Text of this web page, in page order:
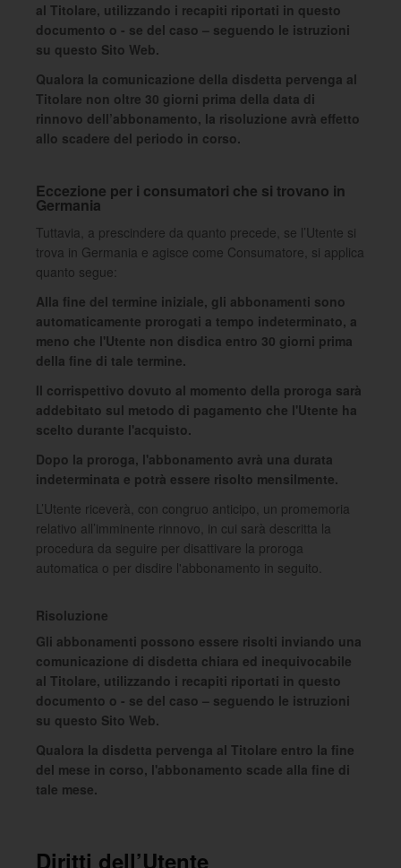
al Titolare, utilizzando i recapiti riportati in questo
documento o - se del caso – seguendo le istruzioni
su questo Sito Web.
Qualora la comunicazione della disdetta pervenga al
Titolare non oltre 30 giorni prima della data di
rinnovo dell’abbonamento, la risoluzione avrà effetto
allo scadere del periodo in corso.
Eccezione per i consumatori che si trovano in
Germania
Tuttavia, a prescindere da quanto precede, se l’Utente si
trova in Germania e agisce come Consumatore, si applica
quanto segue:
Alla fine del termine iniziale, gli abbonamenti sono
automaticamente prorogati a tempo indeterminato, a
meno che l'Utente non disdica entro 30 giorni prima
della fine di tale termine.
Il corrispettivo dovuto al momento della proroga sarà
addebitato sul metodo di pagamento che l'Utente ha
scelto durante l'acquisto.
Dopo la proroga, l'abbonamento avrà una durata
indeterminata e potrà essere risolto mensilmente.
L’Utente riceverà, con congruo anticipo, un promemoria
relativo all’imminente rinnovo, in cui sarà descritta la
procedura da seguire per disattivare la proroga
automatica o per disdire l'abbonamento in seguito.
Risoluzione
Gli abbonamenti possono essere risolti inviando una
comunicazione di disdetta chiara ed inequivocabile
al Titolare, utilizzando i recapiti riportati in questo
documento o - se del caso – seguendo le istruzioni
su questo Sito Web.
Qualora la disdetta pervenga al Titolare entro la fine
del mese in corso, l'abbonamento scade alla fine di
tale mese.
Diritti dell’Utente